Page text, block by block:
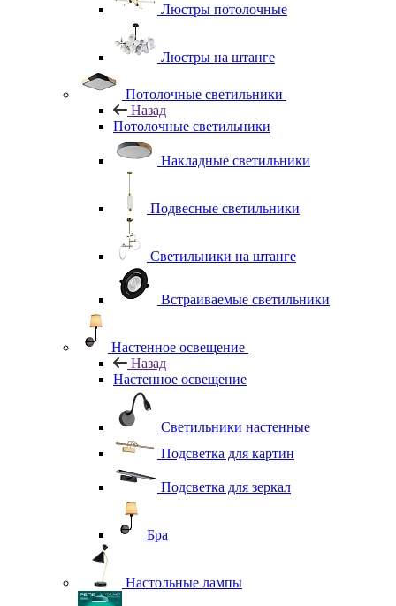
Люстры потолочные
Люстры на штанге
Потолочные светильники
Назад
Потолочные светильники
Накладные светильники
Подвесные светильники
Светильники на штанге
Встраиваемые светильники
Настенное освещение
Назад
Настенное освещение
Светильники настенные
Подсветка для картин
Подсветка для зеркал
Бра
Настольные лампы